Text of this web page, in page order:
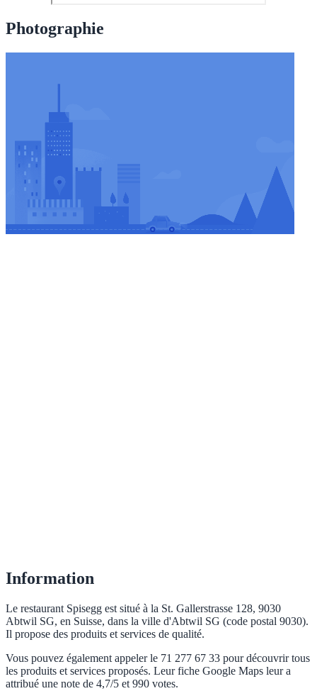
Photographie
Information
Le restaurant Spisegg est situé à la St. Gallerstrasse 128, 9030
Abtwil SG, en Suisse, dans la ville d'Abtwil SG (code postal 9030).
Il propose des produits et services de qualité.
Vous pouvez également appeler le 71 277 67 33 pour découvrir tous
les produits et services proposés. Leur fiche Google Maps leur a
attribué une note de 4,7/5 et 990 votes.